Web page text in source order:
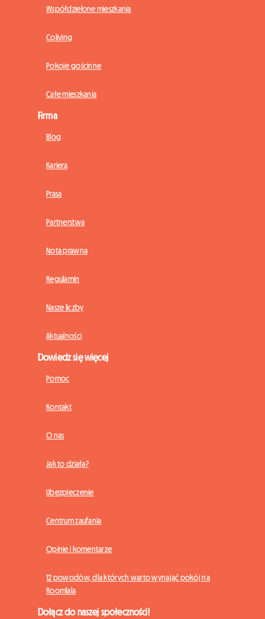
Współdzielone mieszkania
Coliving
Pokoje gościnne
Całe mieszkania
Firma
Blog
Kariera
Prasa
Partnerstwa
Nota prawna
Regulamin
Nasze liczby
Aktualności
Dowiedz się więcej
Pomoc
Kontakt
O nas
Jak to działa?
Ubezpieczenie
Centrum zaufania
Opinie i komentarze
12 powodów, dla których warto wynająć pokój na
Roomlala
Dołącz do naszej społeczności!